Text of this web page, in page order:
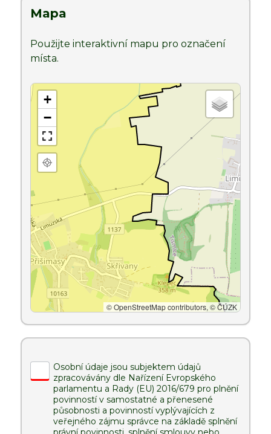
Mapa
Použijte interaktivní mapu pro označení
místa.
+
−
© OpenStreetMap contributors, © ČÚZK
Osobní údaje jsou subjektem údajů
zpracovávány dle Nařízení Evropského
parlamentu a Rady (EU) 2016/679 pro plnění
povinností v samostatné a přenesené
působnosti a povinností vyplývajících z
veřejného zájmu správce na základě splnění